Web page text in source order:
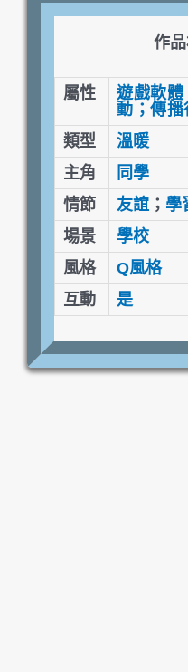
作
屬性 遊戲軟體
動 ； 傳播
類型
溫暖
主角
同學
情節
友誼 ； 學
場景
學校
風格
Q風格
互動
是